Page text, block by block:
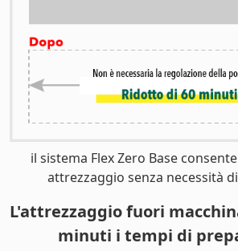
il sistema Flex Zero Base
attrezzaggio senza necessità
L'attrezzaggio fuori
minuti i tempi di